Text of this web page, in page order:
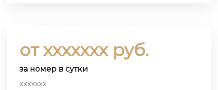
от ххххххх руб.
за номер в сутки
ххххххх